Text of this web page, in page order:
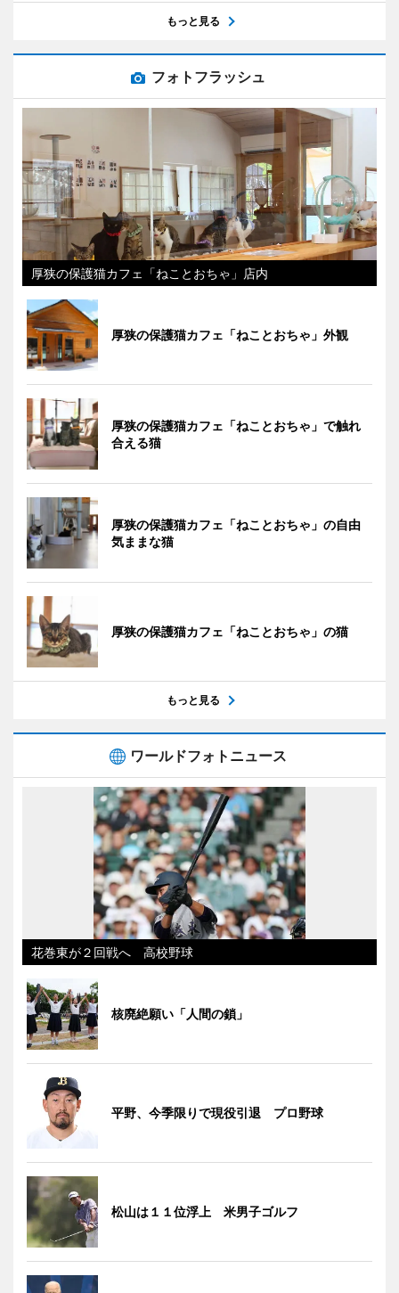
もっと見る
フォトフラッシュ
厚狭の保護猫カフェ「ねことおちゃ」店内
厚狭の保護猫カフェ「ねことおちゃ」外観
厚狭の保護猫カフェ「ねことおちゃ」で触れ
合える猫
厚狭の保護猫カフェ「ねことおちゃ」の自由
気ままな猫
厚狭の保護猫カフェ「ねことおちゃ」の猫
もっと見る
ワールドフォトニュース
花巻東が２回戦へ 高校野球
核廃絶願い「人間の鎖」
平野、今季限りで現役引退 プロ野球
松山は１１位浮上 米男子ゴルフ